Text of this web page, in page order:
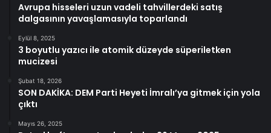
Avrupa hisseleri uzun vadeli tahvillerdeki satış
dalgasının yavaşlamasıyla toparlandı
Eylül 8, 2025
3 boyutlu yazıcı ile atomik düzeyde süperiletken
mucizesi
Şubat 18, 2026
SON DAKİKA: DEM Parti Heyeti İmralı’ya gitmek için yola
çıktı
Mayıs 26, 2025